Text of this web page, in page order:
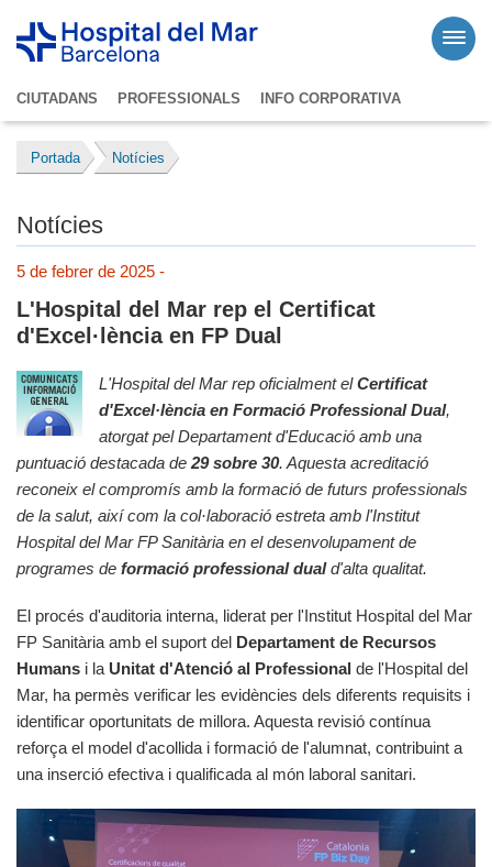
CIUTADANS PROFESSIONALS INFO CORPORATIVA
Portada Notícies
Notícies
5 de febrer de 2025 -
L'Hospital del Mar rep el Certificat
d'Excel·lència en FP Dual
L'Hospital del Mar rep oficialment elCertificat
d'Excel·lència en Formació Professional Dual,
atorgat pel Departament d'Educació amb una
puntuació destacada de 29 sobre 30. Aquesta acreditació
reconeix el compromís amb la formació de futurs professionals
de la salut, així com la col·laboració estreta amb l'Institut
Hospital del Mar FP Sanitària en el desenvolupament de
programes de formació professional duald'alta qualitat.
El procés d'auditoria interna, liderat per l'Institut Hospital del Mar
FP Sanitària amb el suport del Departament de Recursos
Humans i la Unitat d'Atenció al Professional de l'Hospital del
Mar, ha permès verificar les evidències dels diferents requisits i
identificar oportunitats de millora. Aquesta revisió contínua
reforça el model d'acollida i formació de l'alumnat, contribuint a
una inserció efectiva i qualificada al món laboral sanitari.